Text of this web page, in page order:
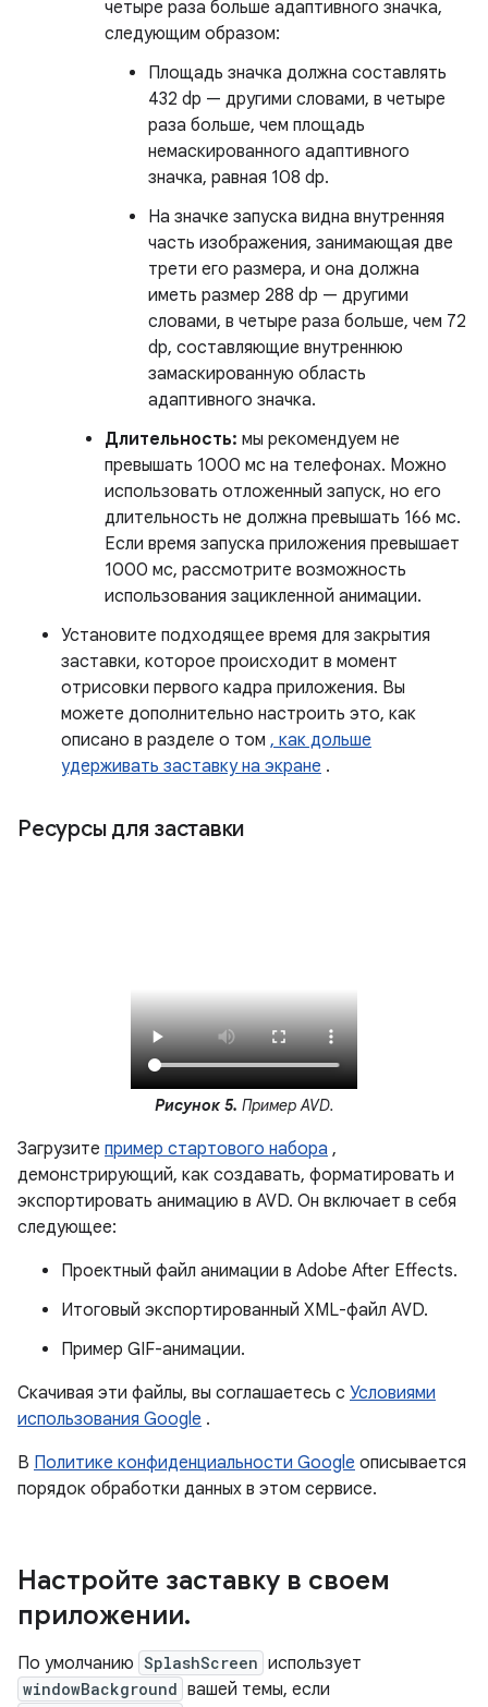
четыре раза больше адаптивного значка,
следующим образом:
Площадь значка должна составлять
432 dp — другими словами, в четыре
раза больше, чем площадь
немаскированного адаптивного
значка, равная 108 dp.
На значке запуска видна внутренняя
часть изображения, занимающая две
трети его размера, и она должна
иметь размер 288 dp — другими
словами, в четыре раза больше, чем 72
dp, составляющие внутреннюю
замаскированную область
адаптивного значка.
Длительность: мы рекомендуем не
превышать 1000 мс на телефонах. Можно
использовать отложенный запуск, но его
длительность не должна превышать 166 мс.
Если время запуска приложения превышает
1000 мс, рассмотрите возможность
использования зацикленной анимации.
Установите подходящее время для закрытия
заставки, которое происходит в момент
отрисовки первого кадра приложения. Вы
можете дополнительно настроить это, как
описано в разделе о том , как дольше
удерживать заставку на экране .
Ресурсы для заставки
Рисунок 5. Пример AVD.
Загрузите пример стартового набора ,
демонстрирующий, как создавать, форматировать и
экспортировать анимацию в AVD. Он включает в себя
следующее:
Проектный файл анимации в Adobe After Effects.
Итоговый экспортированный XML-файл AVD.
Пример GIF-анимации.
Скачивая эти файлы, вы соглашаетесь с Условиями
использования Google .
В Политике конфиденциальности Google описывается
порядок обработки данных в этом сервисе.
Настройте заставку в своем
приложении.
По умолчанию SplashScreen использует
windowBackground вашей темы, если